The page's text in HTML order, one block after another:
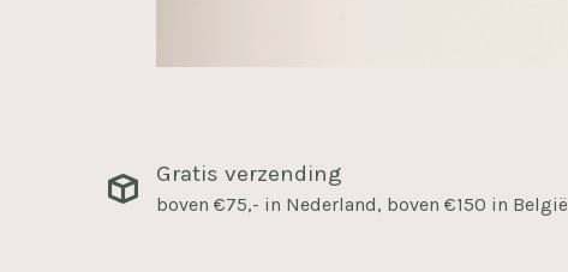
Gratis verzending
boven €75,- in Nederland, boven €150 in België